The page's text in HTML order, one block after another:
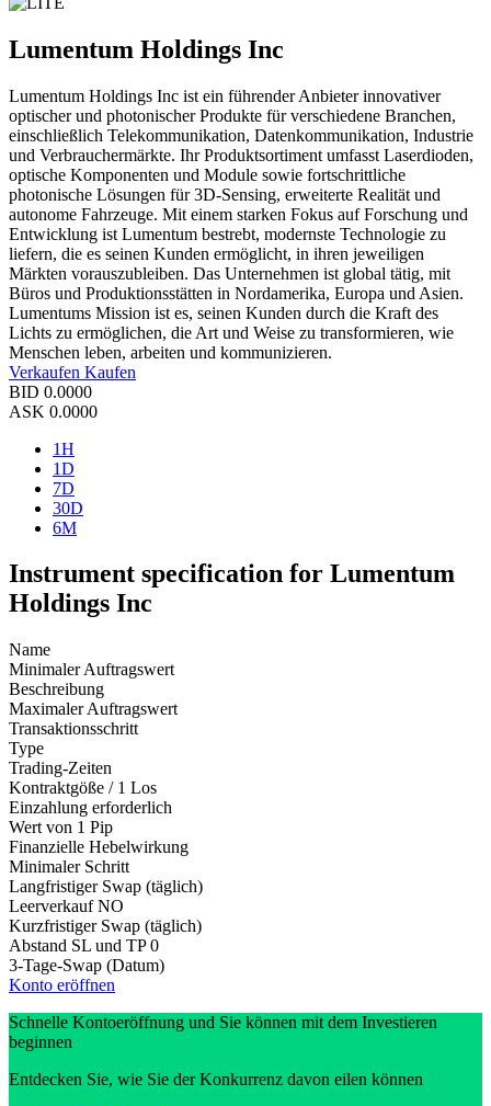
Lumentum Holdings Inc
Lumentum Holdings Inc ist ein führender Anbieter innovativer
optischer und photonischer Produkte für verschiedene Branchen,
einschließlich Telekommunikation, Datenkommunikation, Industrie
und Verbrauchermärkte. Ihr Produktsortiment umfasst Laserdioden,
optische Komponenten und Module sowie fortschrittliche
photonische Lösungen für 3D-Sensing, erweiterte Realität und
autonome Fahrzeuge. Mit einem starken Fokus auf Forschung und
Entwicklung ist Lumentum bestrebt, modernste Technologie zu
liefern, die es seinen Kunden ermöglicht, in ihren jeweiligen
Märkten vorauszubleiben. Das Unternehmen ist global tätig, mit
Büros und Produktionsstätten in Nordamerika, Europa und Asien.
Lumentums Mission ist es, seinen Kunden durch die Kraft des
Lichts zu ermöglichen, die Art und Weise zu transformieren, wie
Menschen leben, arbeiten und kommunizieren.
Verkaufen Kaufen
BID 0.0000
ASK 0.0000
1H
1D
7D
30D
6M
Instrument specification for Lumentum
Holdings Inc
Name
Minimaler Auftragswert
Beschreibung
Maximaler Auftragswert
Transaktionsschritt
Type
Trading-Zeiten
Kontraktgöße / 1 Los
Einzahlung erforderlich
Wert von 1 Pip
Finanzielle Hebelwirkung
Minimaler Schritt
Langfristiger Swap (täglich)
Leerverkauf NO
Kurzfristiger Swap (täglich)
Abstand SL und TP 0
3-Tage-Swap (Datum)
Konto eröffnen
Schnelle Kontoeröffnung und Sie können mit dem Investieren
beginnen
Entdecken Sie, wie Sie der Konkurrenz davon eilen können